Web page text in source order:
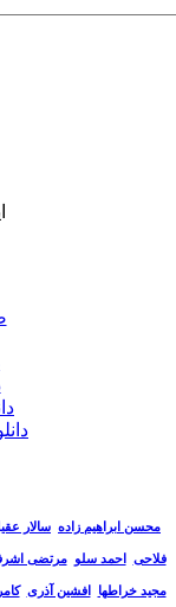
محسن ابراهیم زاده سالار
فلاحی احمد سلو مرتضی
مجید خراطها افشین آذری